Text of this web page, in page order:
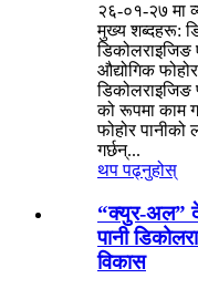
२६-०१-२७ मा
मुख्य शब्दहरू:
डिकोलराइजिङ
औद्योगिक
को रूपमा काम
फोहोर पानीको
गर्छन्...
थप पढ्नुहोस्
“क्युर-अल”
पानी
विकास